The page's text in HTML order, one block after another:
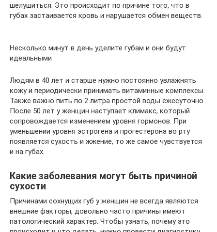
шелушиться. Это происходит по причине того, что в
губах застаивается кровь и нарушается обмен веществ.
Несколько минут в день уделите губам и они будут
идеальными
Людям в 40 лет и старше нужно постоянно увлажнять
кожу и периодически принимать витаминные комплексы.
Также важно пить по 2 литра простой воды ежесуточно.
После 50 лет у женщин наступает климакс, который
сопровождается изменением уровня гормонов. При
уменьшении уровня эстрогена и прогестерона во рту
появляется сухость и жжение, то же самое чувствуется
и на губах.
Какие заболевания могут быть причиной
сухости
Причинами сохнущих губ у женщин не всегда являются
внешние факторы, довольно часто причины имеют
патологический характер. Чтобы узнать, почему это